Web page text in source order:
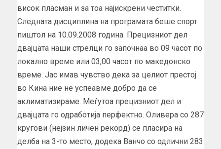
висок пласман и за тоа најискрени честитки.
Следната дисциплина на програмата беше спорт
пиштол на 10.09.2008 година. Прецизниот дел
двајцата наши стрелци го започнаа во 09 часот по
локално време или 03,00 часот по македонско
време. Јас имав чувство дека за целиот престој
во Кина ние не успеавме добро да се
аклиматизираме. Меѓутоа прецизниот дел и
двајцата го одработија перфектно. Оливера со 287
кругови (нејзин личен рекорд) се пласира на
делба на 3-то место, додека Ванчо со одлични 283